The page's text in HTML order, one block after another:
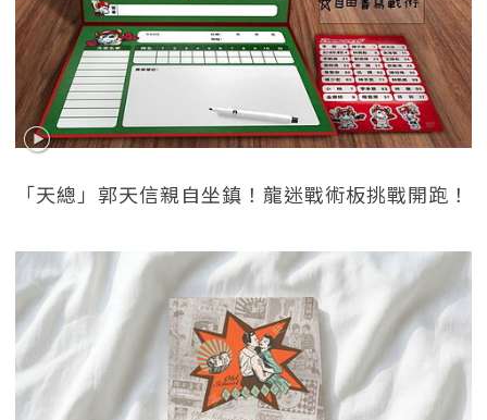
「天總」郭天信親自坐鎮！龍迷戰術板挑戰開跑！